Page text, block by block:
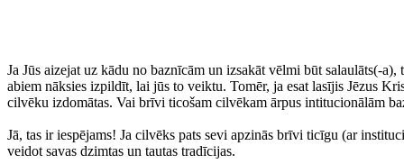
Ja Jūs aizejat uz kādu no baznīcām un izsakāt vēlmi būt salaulāts(-
abiem nāksies izpildīt, lai jūs to veiktu. Tomēr, ja esat lasījis Jēzus
cilvēku izdomātas. Vai brīvi ticošam cilvēkam ārpus intitucionālām
Jā, tas ir iespējams! Ja cilvēks pats sevi apzinās brīvi ticīgu (ar
veidot savas dzimtas un tautas tradīcijas.